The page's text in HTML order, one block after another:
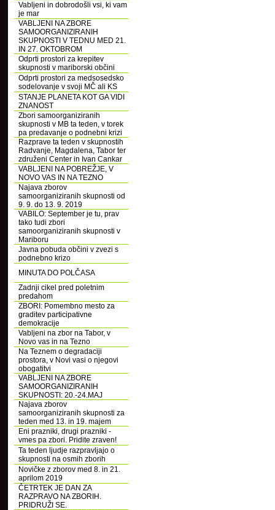
Vabljeni in dobrodošli vsi, ki vam
je mar
VABLJENI NA ZBORE
SAMOORGANIZIRANIH
SKUPNOSTI V TEDNU MED 21.
IN 27. OKTOBROM
Odprti prostori za krepitev
skupnosti v mariborski občini
Odprti prostori za medsosedsko
sodelovanje v svoji MČ ali KS
STANJE PLANETA KOT GA VIDI
ZNANOST
Zbori samoorganiziranih
skupnosti v MB ta teden, v torek
pa predavanje o podnebni krizi
Razprave ta teden v skupnostih
Radvanje, Magdalena, Tabor ter
združeni Center in Ivan Cankar
VABLJENI NA POBREŽJE, V
NOVO VAS IN NA TEZNO
Najava zborov
samoorganiziranih skupnosti od
9. 9. do 13. 9. 2019
VABILO: September je tu, prav
tako tudi zbori
samoorganiziranih skupnosti v
Mariboru
Javna pobuda občini v zvezi s
podnebno krizo
MINUTA DO POLČASA
Zadnji cikel pred poletnim
predahom
ZBORI: Pomembno mesto za
graditev participativne
demokracije
Vabljeni na zbor na Tabor, v
Novo vas in na Tezno
Na Teznem o degradaciji
prostora, v Novi vasi o njegovi
obogatitvi
VABLJENI NA ZBORE
SAMOORGANIZIRANIH
SKUPNOSTI: 20.-24.MAJ
Najava zborov
samoorganiziranih skupnosti za
teden med 13. in 19. majem
Eni prazniki, drugi prazniki -
vmes pa zbori. Pridite zraven!
Ta teden ljudje razpravljajo o
skupnosti na osmih zborih
Novičke z zborov med 8. in 21.
aprilom 2019
ČETRTEK JE DAN ZA
RAZPRAVO NA ZBORIH.
PRIDRUŽI SE.